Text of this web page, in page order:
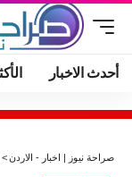
أحدث الاخبار
صراحة نيوز | اخبار - الاردن>